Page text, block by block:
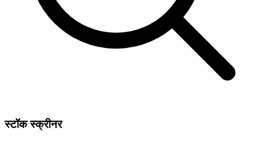
स्टॉक स्क्रीनर